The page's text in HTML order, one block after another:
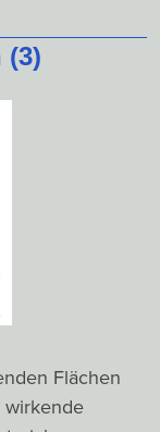
(3)
Flächen
wirkende